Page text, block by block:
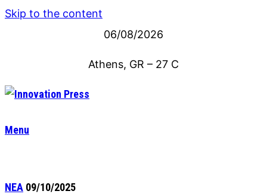
Skip to the content
06/08/2026
Athens, GR – 27 C
Menu
ΝΕΑ 09/10/2025